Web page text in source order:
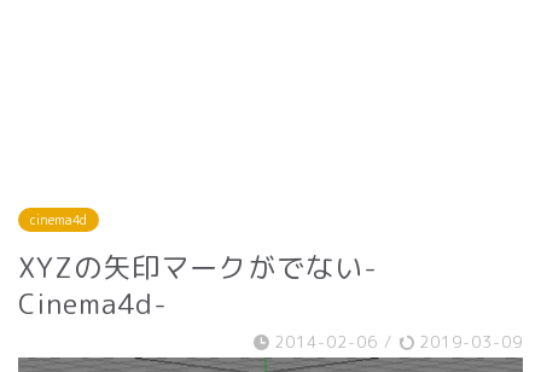
cinema4d
XYZの矢印マークがでない-
Cinema4d-
2014-02-06 / 2019-03-09